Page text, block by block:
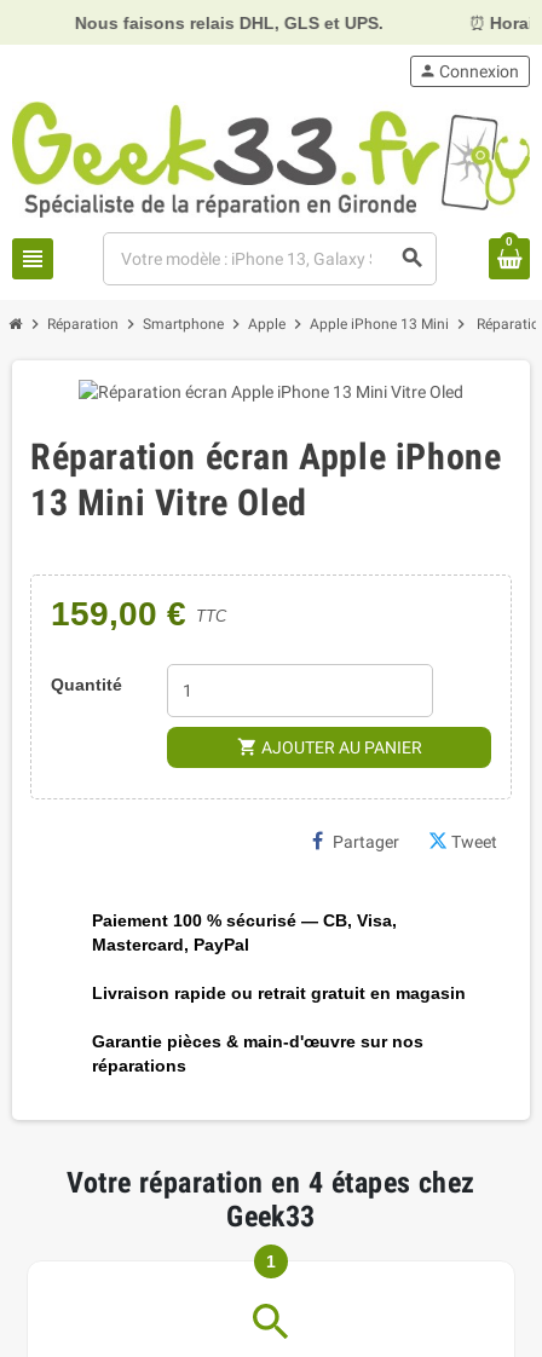
Nous faisons relais DHL, GLS et UPS. Horaires :
view_headline search
person Connexion
0
chevron_right Réparation chevron_right Smartphone chevron_right Apple chevron_right Apple iPhone 13 Mini chevron_right
Réparation écran Apple iPhone
13 Mini Vitre Oled
159,00 € TTC
Quantité
shopping_cart AJOUTER AU PANIER
Partager Tweet
Paiement 100 % sécurisé — CB, Visa,
Mastercard, PayPal
Livraison rapide ou retrait gratuit en magasin
Garantie pièces & main-d'œuvre sur nos
réparations
Votre réparation en 4 étapes chez
Geek33
1